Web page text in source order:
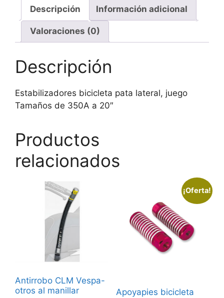
Descripción Información adicional
Valoraciones (0)
Descripción
Estabilizadores bicicleta pata lateral, juego
Tamaños de 350A a 20″
Productos
relacionados
Antirrobo CLM Vespa-
otros al manillar
¡Oferta!
Apoyapies bicicleta